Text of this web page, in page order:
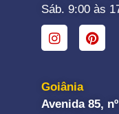
Sáb. 9:00 às
Goiânia
Avenida 85,